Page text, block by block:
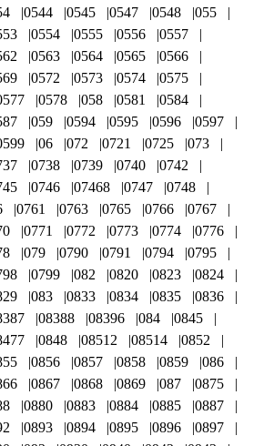
0544 0545 0547 0548
055
0554 0555 0556
0557
0563 0564 0565
0566
0572 0573 0574
0575
0578 058 0581
0584
059 0594 0595 0596
0597
06 072 0721 0725
073
0738 0739 0740
0742
0746 07468 0747
0748
0761 0763 0765 0766
0767
0771 0772 0773 0774
0776
079 0790 0791 0794
0795
0799 082 0820 0823
0824
083 0833 0834 0835
0836
08388 08396 084
0845
0848 08512 08514
0852
0856 0857 0858 0859
086
0867 0868 0869 087
0875
0880 0883 0884 0885
0887
0893 0894 0895 0896
0897